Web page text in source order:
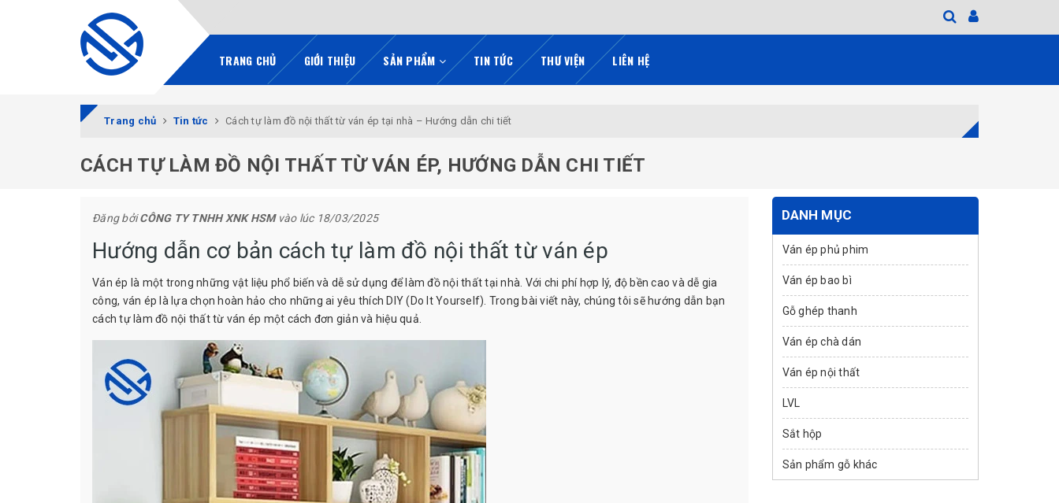
TRANG CHỦ GIỚI THIỆU SẢN PHẨM TIN TỨC THƯ VIỆN LIÊN HỆ
Trang chủ Tin tức Cách tự làm đồ nội thất từ ván ép tại nhà – Hướng dẫn chi tiết
CÁCH TỰ LÀM ĐỒ NỘI THẤT TỪ VÁN ÉP, HƯỚNG DẪN CHI TIẾT
Đăng bởiCÔNG TY TNHH XNK HSMvào lúc 18/03/2025
Hướng dẫn cơ bản cách tự làm đồ nội thất từ ván ép
Ván ép là một trong những vật liệu phổ biến và dễ sử dụng để làm đồ nội thất tại nhà. Với chi phí hợp lý, độ bền cao và dễ gia
công, ván ép là lựa chọn hoàn hảo cho những ai yêu thích DIY (Do It Yourself). Trong bài viết này, chúng tôi sẽ hướng dẫn bạn
cách tự làm đồ nội thất từ ván ép một cách đơn giản và hiệu quả.
DANH MỤC
Ván ép phủ phim
Ván ép bao bì
Gỗ ghép thanh
Ván ép chà dán
Ván ép nội thất
LVL
Sắt hộp
Sản phẩm gỗ khác